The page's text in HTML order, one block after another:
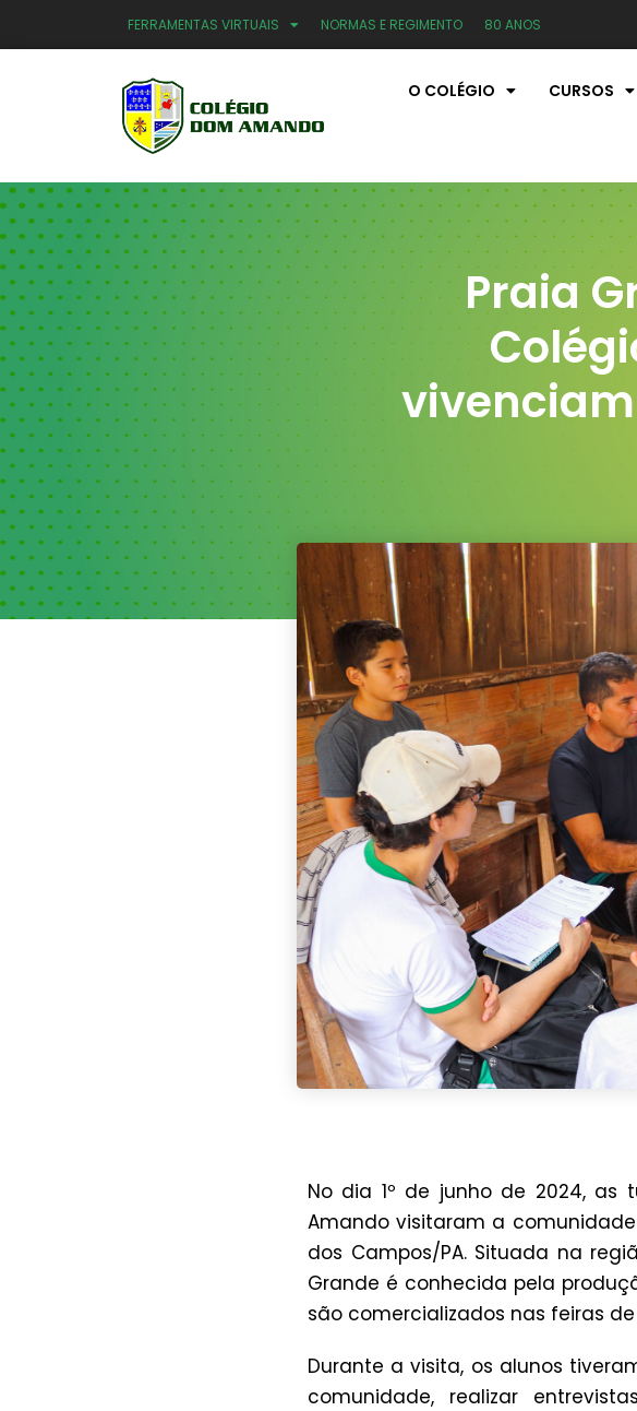
FERRAMENTAS VIRTUAIS NORMAS E REGIMENTO 80 ANOS
O COLÉGIO CURSOS
Praia
No dia 1º de junho de 2024, as
Amando visitaram a
dos Campos/PA. Situada na
Grande é conhecida pela
são comercializados nas feiras
Durante a visita, os alunos
comunidade, realizar